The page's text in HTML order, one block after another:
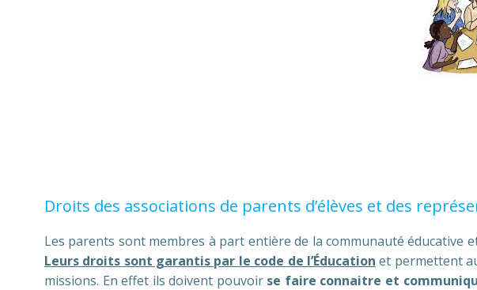
Droits des associations de parents d’élèves et des
Les parents sont membres à part entière de la communauté
Leurs droits sont garantis par le code de l’Éducation et permettent
missions. En effet ils doivent pouvoir se faire connaitre et